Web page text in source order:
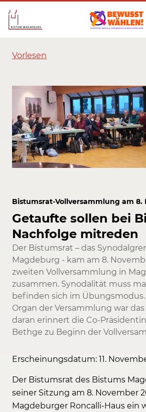
Vorlesen
Bistumsrat-Vollversammlung am 8.
Getaufte sollen bei
Nachfolge mitreden
Der Bistumsrat – das
Magdeburg - kam am 8.
zweiten Vollversammlung in
zusammen. Synodalität muss
befinden sich im
Organ der Versammlung war das
daran erinnert die Co-
Bethge zu Beginn der
Erscheinungsdatum: 11.
Der Bistumsrat des Bistums
seiner Sitzung am 8. November
Magdeburger Roncalli-Haus ein